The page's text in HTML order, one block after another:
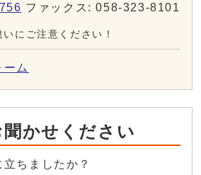
ファックス: 058-323-8101
にご注意ください！
ム
かせください
ちましたか？